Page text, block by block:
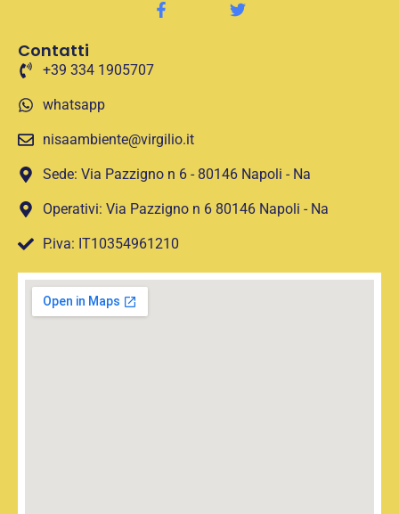
Contatti
+39 334 1905707
whatsapp
nisaambiente@virgilio.it
Sede: Via Pazzigno n 6 - 80146 Napoli - Na
Operativi: Via Pazzigno n 6 80146 Napoli - Na
P.iva: IT10354961210